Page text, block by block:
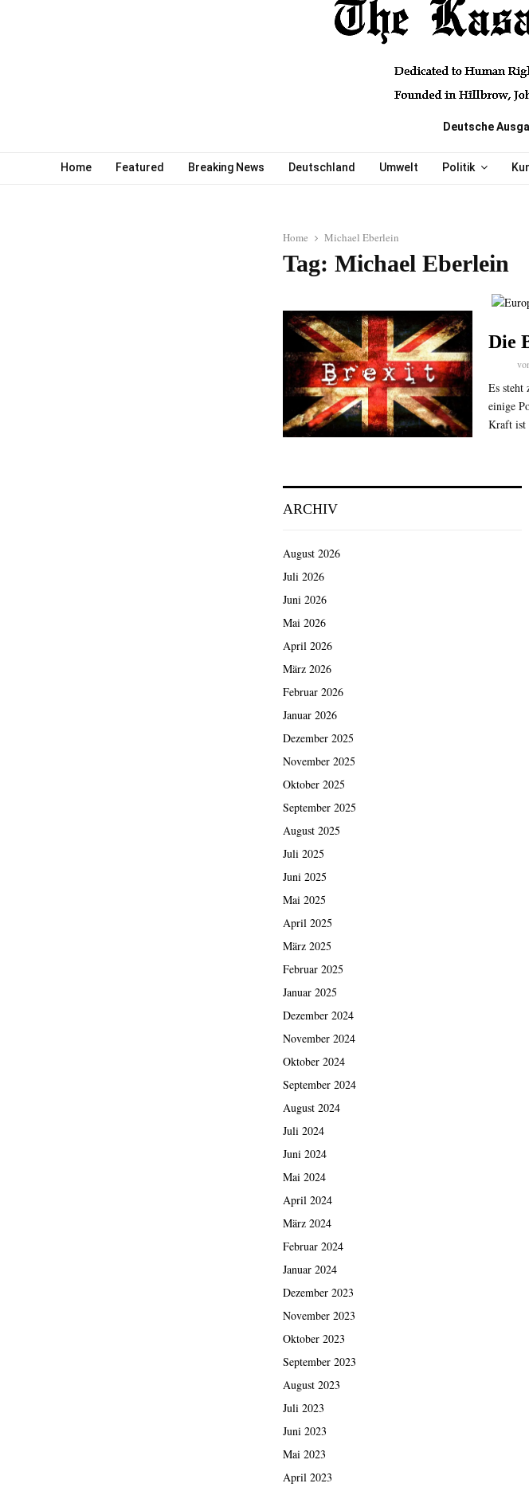
Deutsche
Home Featured Breaking News Deutschland Umwelt Politik
Home Michael Eberlein
Tag: Michael Eberlein
Die
Es steht
einige
Kraft ist
ARCHIV
August 2026
Juli 2026
Juni 2026
Mai 2026
April 2026
März 2026
Februar 2026
Januar 2026
Dezember 2025
November 2025
Oktober 2025
September 2025
August 2025
Juli 2025
Juni 2025
Mai 2025
April 2025
März 2025
Februar 2025
Januar 2025
Dezember 2024
November 2024
Oktober 2024
September 2024
August 2024
Juli 2024
Juni 2024
Mai 2024
April 2024
März 2024
Februar 2024
Januar 2024
Dezember 2023
November 2023
Oktober 2023
September 2023
August 2023
Juli 2023
Juni 2023
Mai 2023
April 2023